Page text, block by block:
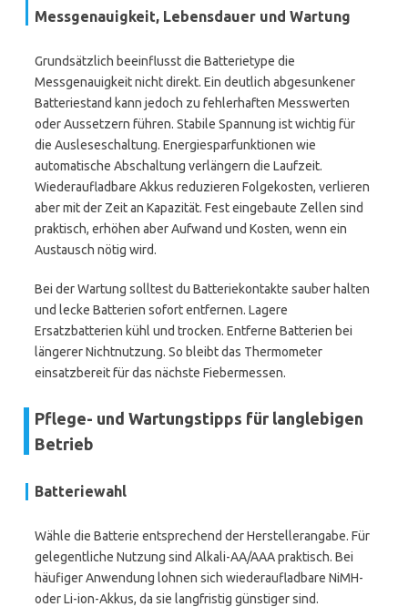
Messgenauigkeit, Lebensdauer und Wartung
Grundsätzlich beeinflusst die Batterietype die
Messgenauigkeit nicht direkt. Ein deutlich abgesunkener
Batteriestand kann jedoch zu fehlerhaften Messwerten
oder Aussetzern führen. Stabile Spannung ist wichtig für
die Ausleseschaltung. Energiesparfunktionen wie
automatische Abschaltung verlängern die Laufzeit.
Wiederaufladbare Akkus reduzieren Folgekosten, verlieren
aber mit der Zeit an Kapazität. Fest eingebaute Zellen sind
praktisch, erhöhen aber Aufwand und Kosten, wenn ein
Austausch nötig wird.
Bei der Wartung solltest du Batteriekontakte sauber halten
und lecke Batterien sofort entfernen. Lagere
Ersatzbatterien kühl und trocken. Entferne Batterien bei
längerer Nichtnutzung. So bleibt das Thermometer
einsatzbereit für das nächste Fiebermessen.
Pflege- und Wartungstipps für langlebigen
Betrieb
Batteriewahl
Wähle die Batterie entsprechend der Herstellerangabe. Für
gelegentliche Nutzung sind Alkali-AA/AAA praktisch. Bei
häufiger Anwendung lohnen sich wiederaufladbare NiMH-
oder Li-ion-Akkus, da sie langfristig günstiger sind.